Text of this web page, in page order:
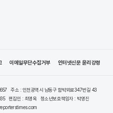
이메일무단수집거부 인터넷신문 윤리강령
주소 : 인천광역시 남동구 함박뫼로347번길 43
편집인 : 최영옥
청소년보호책임자 : 박영진